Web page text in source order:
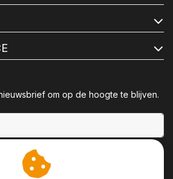
om op de hoogte te blijven.